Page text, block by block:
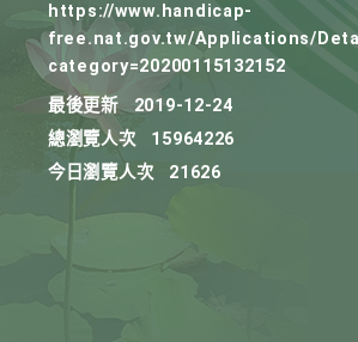
https://www.handicap-
free.nat.gov.tw/Applications/
category=20200115132152
最後更新
2019-12-24
總瀏覽人次
15964226
今日瀏覽人次
21626